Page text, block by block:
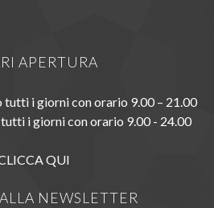
APERTURA
tutti i giorni con orario 9.00 – 21.00
i giorni con orario 9.00 - 24.00
QUI
NEWSLETTER